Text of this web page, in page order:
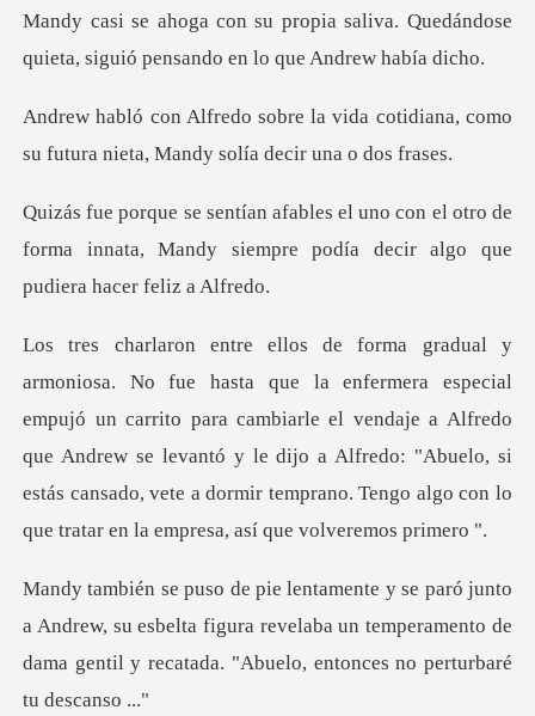
aliva. Quedándose
quieta, siguió pe
da cotidiana, como
su futura nieta,
n el otro de
forma innata, Mandy siempre podía
un carrito para cambiarle el vendaje a Alfredo
que Andrew se levantó y le dijo a Alfredo: "Abuelo, si
estás
rew, su esbelta figura revelaba un temperamento de
dama genti